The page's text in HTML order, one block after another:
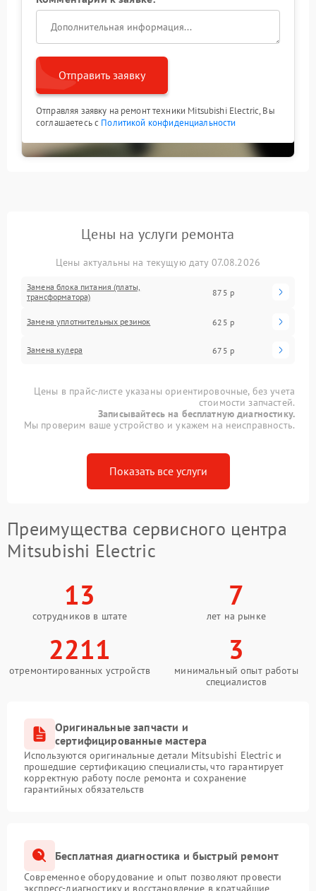
Отправить заявку
Отправляя заявку на ремонт техники Mitsubishi Electric, Вы
соглашаетесь с Политикой конфиденциальности
Цены на услуги ремонта
Цены актуальны на текущую дату 07.08.2026
Замена блока питания (платы,
трансформатора)
875 р
Замена уплотнительных резинок 625 р
Замена кулера 675 р
Цены в прайс-листе указаны ориентировочные, без учета
стоимости запчастей.
Записывайтесь на бесплатную диагностику.
Мы проверим ваше устройство и укажем на неисправность.
Показать все услуги
Преимущества сервисного центра
Mitsubishi Electric
13
сотрудников в штате
7
лет на рынке
2211
отремонтированных устройств
3
минимальный опыт работы
специалистов
Оригинальные запчасти и
сертифицированные мастера
Используются оригинальные детали Mitsubishi Electric и
прошедшие сертификацию специалисты, что гарантирует
корректную работу после ремонта и сохранение
гарантийных обязательств
Бесплатная диагностика и быстрый ремонт
Современное оборудование и опыт позволяют провести
экспресс-диагностику и восстановление в кратчайшие